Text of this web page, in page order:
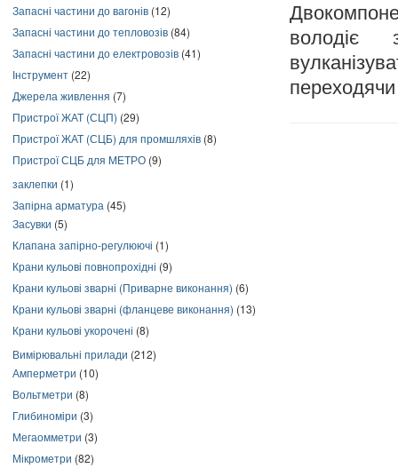
Запасні частини до вагонів (12)
Запасні частини до тепловозів (84)
Запасні частини до електровозів (41)
Інструмент (22)
Джерела живлення (7)
Пристрої ЖАТ (СЦП) (29)
Пристрої ЖАТ (СЦБ) для промшляхів (8)
Пристрої СЦБ для МЕТРО (9)
заклепки (1)
Запірна арматура (45)
Засувки (5)
Клапана запірно-регулюючі (1)
Крани кульові повнопрохідні (9)
Крани кульові зварні (Приварне виконання) (6)
Крани кульові зварні (фланцеве виконання) (13)
Крани кульові укорочені (8)
Вимірювальні прилади (212)
Амперметри (10)
Вольтметри (8)
Глибиноміри (3)
Мегаомметри (3)
Мікрометри (82)
володіє